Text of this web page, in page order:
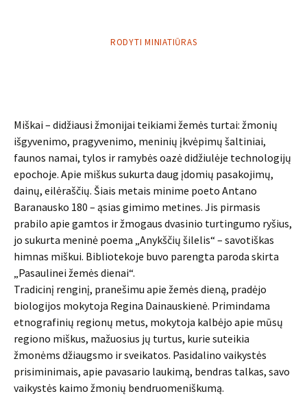
RODYTI MINIATIŪRAS
Miškai – didžiausi žmonijai teikiami žemės turtai: žmonių
išgyvenimo, pragyvenimo, meninių įkvėpimų šaltiniai,
faunos namai, tylos ir ramybės oazė didžiulėje technologijų
epochoje. Apie miškus sukurta daug įdomių pasakojimų,
dainų, eilėraščių. Šiais metais minime poeto Antano
Baranausko 180 – ąsias gimimo metines. Jis pirmasis
prabilo apie gamtos ir žmogaus dvasinio turtingumo ryšius,
jo sukurta meninė poema „Anykščių šilelis“ – savotiškas
himnas miškui. Bibliotekoje buvo parengta paroda skirta
„Pasaulinei žemės dienai“.
Tradicinį renginį, pranešimu apie žemės dieną, pradėjo
biologijos mokytoja Regina Dainauskienė. Primindama
etnografinių regionų metus, mokytoja kalbėjo apie mūsų
regiono miškus, mažuosius jų turtus, kurie suteikia
žmonėms džiaugsmo ir sveikatos. Pasidalino vaikystės
prisiminimais, apie pavasario laukimą, bendras talkas, savo
vaikystės kaimo žmonių bendruomeniškumą.